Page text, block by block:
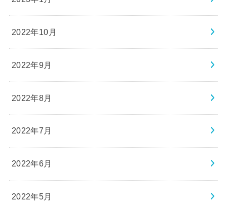
2022年10月
2022年9月
2022年8月
2022年7月
2022年6月
2022年5月